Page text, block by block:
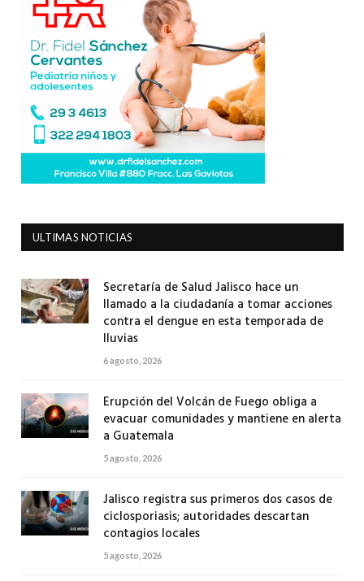
ULTIMAS NOTICIAS
Secretaría de Salud Jalisco hace un
llamado a la ciudadanía a tomar acciones
contra el dengue en esta temporada de
lluvias
6 agosto, 2026
Erupción del Volcán de Fuego obliga a
evacuar comunidades y mantiene en alerta
a Guatemala
5 agosto, 2026
Jalisco registra sus primeros dos casos de
ciclosporiasis; autoridades descartan
contagios locales
5 agosto, 2026